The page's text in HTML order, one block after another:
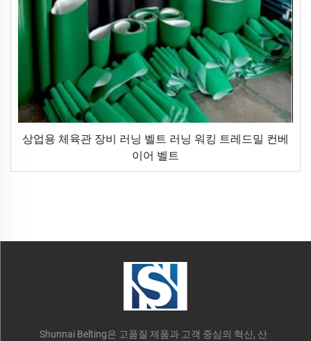
상업용 체육관 장비 러닝 벨트 러닝 워킹 트레드밀 컨베
이어 벨트
Shunnai Belting은 고품질 제품과 고객 중심의 혁신, 산